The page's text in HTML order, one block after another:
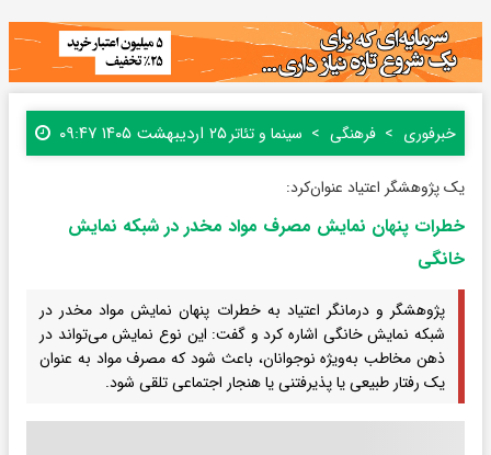
خبرفوری فرهنگی سینما و تئاتر۲۵ اردیبهشت ۱۴۰۵ ۰۹:۴۷
یک پژوهشگر اعتیاد عنوان‌کرد:
خطرات پنهان نمایش مصرف مواد مخدر در شبکه‌ نمایش
خانگی
پژوهشگر و درمانگر اعتیاد به خطرات پنهان نمایش مواد مخدر در
شبکه‌ نمایش خانگی اشاره کرد و گفت: این نوع نمایش می‌تواند در
ذهن مخاطب به‌ویژه نوجوانان، باعث شود که مصرف مواد به عنوان
یک رفتار طبیعی یا پذیرفتنی یا هنجار اجتماعی تلقی شود.